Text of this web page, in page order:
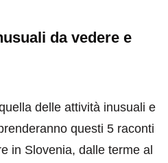
da vedere e
delle attività inusuali e
questi 5 raconti
in Slovenia, dalle terme al